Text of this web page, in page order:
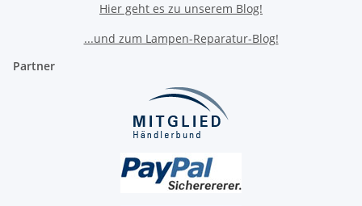
Hier geht es zu unserem Blog!
...und zum Lampen-Reparatur-Blog!
Partner